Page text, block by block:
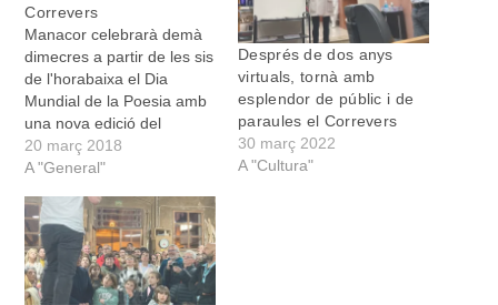
Correvers
Manacor celebrarà demà
dimecres a partir de les sis
de l'horabaixa el Dia
Mundial de la Poesia amb
una nova edició del
Correvers. La iniciativa,
que ja fa anys que dura,
per a la germana pobra de
la literatura. Bars,
botigues, molins, cases
particulars... Enguany el…
20 març 2018
A "General"
Després de dos anys
virtuals, tornà amb
esplendor de públic i de
paraules el Correvers
30 març 2022
A "Cultura"